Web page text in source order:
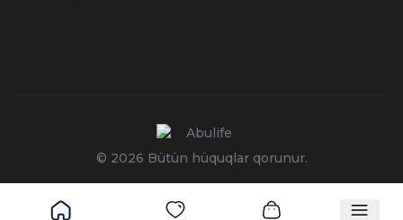
© 2026 Bütün hüquqlar qorunur.